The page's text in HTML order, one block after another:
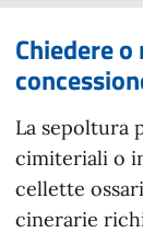
Chiedere
La sepoltura
cimiteriali o
cellette
cinerarie